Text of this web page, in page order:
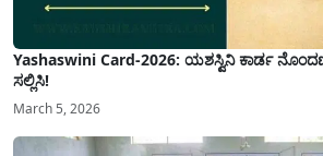
Yashaswini Card-2026: ಯಶಸ್ವಿನಿ ಕಾರ್ಡ
ಸಲ್ಲಿಸಿ!
March 5, 2026